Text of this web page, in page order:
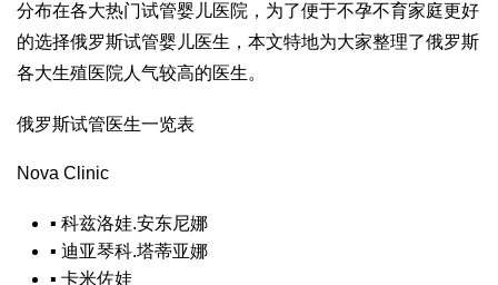
分布在各大热门试管婴儿医院，为了便于不孕不育家庭更好
的选择俄罗斯试管婴儿医生，本文特地为大家整理了俄罗斯
各大生殖医院人气较高的医生。
俄罗斯试管医生一览表
Nova Clinic
▪ 科兹洛娃.安东尼娜
▪ 迪亚琴科.塔蒂亚娜
▪ 卡米佐娃